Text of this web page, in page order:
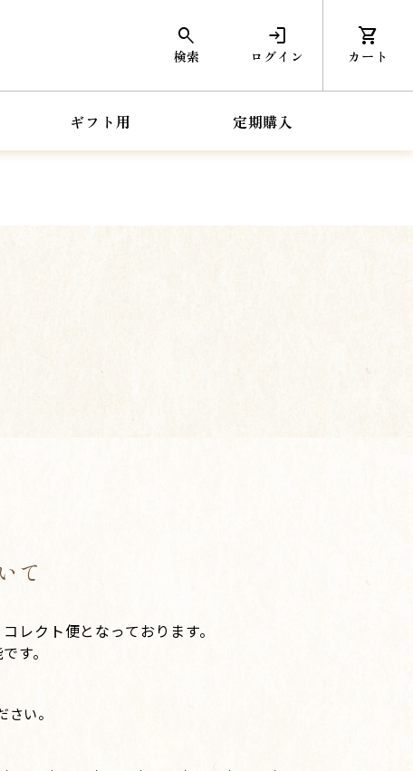
search
検索
login
ログイン
shopping_cart
カート
ギフト用 定期購入
て
レクト便となっております。
す。
い。